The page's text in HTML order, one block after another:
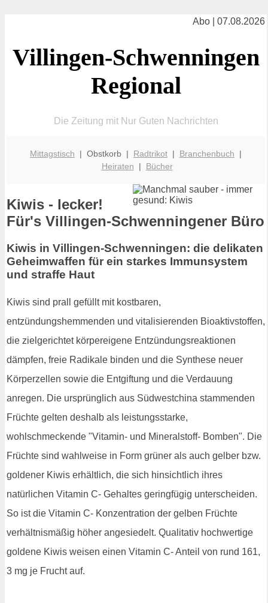
Abo | 07.08.2026
Villingen-Schwenningen
Regional
Die Zeitung mit Nur Guten Nachrichten
Mittagstisch | Obstkorb | Radtrikot | Branchenbuch |
Heiraten | Bücher
Kiwis - lecker!
Für's Villingen-Schwenningener Büro
Kiwis in Villingen-Schwenningen: die delikaten
Geheimwaffen für ein starkes Immunsystem
und straffe Haut
Kiwis sind prall gefüllt mit kostbaren,
entzündungshemmenden und vitalisierenden Bioaktivstoffen,
die zielgerichtet körpereigene Entzündungsreaktionen
dämpfen, freie Radikale binden und die Synthese neuer
Körperzellen sowie die Entgiftung und die Verdauung
anregen. Die ursprünglich aus Südwestchina stammenden
Früchte gelten deshalb als leistungsstarke,
wohlschmeckende "Vitamin- und Mineralstoff- Bomben". Die
Früchte sind wahlweise in Form grüner als auch gelber bzw.
goldener Kiwis erhältlich, die sich hinsichtlich ihres
natürlichen Vitamin C- Gehaltes geringfügig unterscheiden.
So ist die Vitamin C- Konzentration der gelben Früchte
verhältnismäßig höher angesiedelt. Qualitativ hochwertige
goldene Kiwis weisen einen Vitamin C- Anteil von rund 161,
3 mg je Frucht auf.